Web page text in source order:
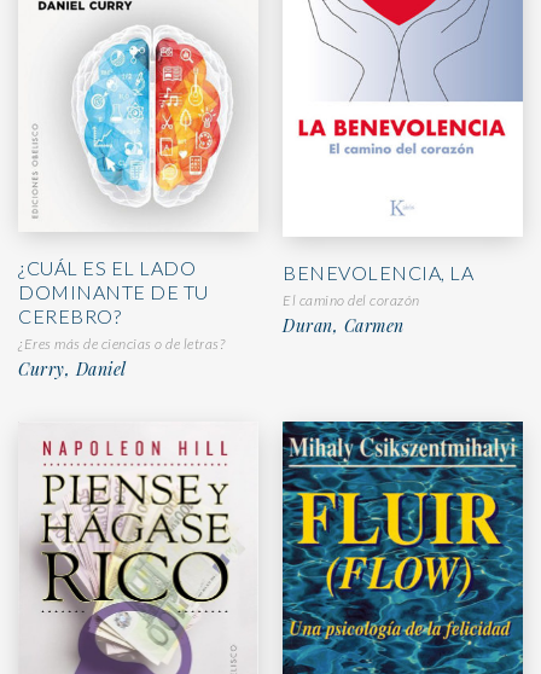
¿CUÁL ES EL LADO
DOMINANTE DE TU
CEREBRO?
¿Eres más de ciencias o de letras?
Curry, Daniel
BENEVOLENCIA, LA
El camino del corazón
Duran, Carmen